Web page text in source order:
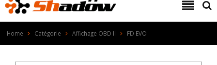
Home Catégorie Affichage OBD II FD EVO